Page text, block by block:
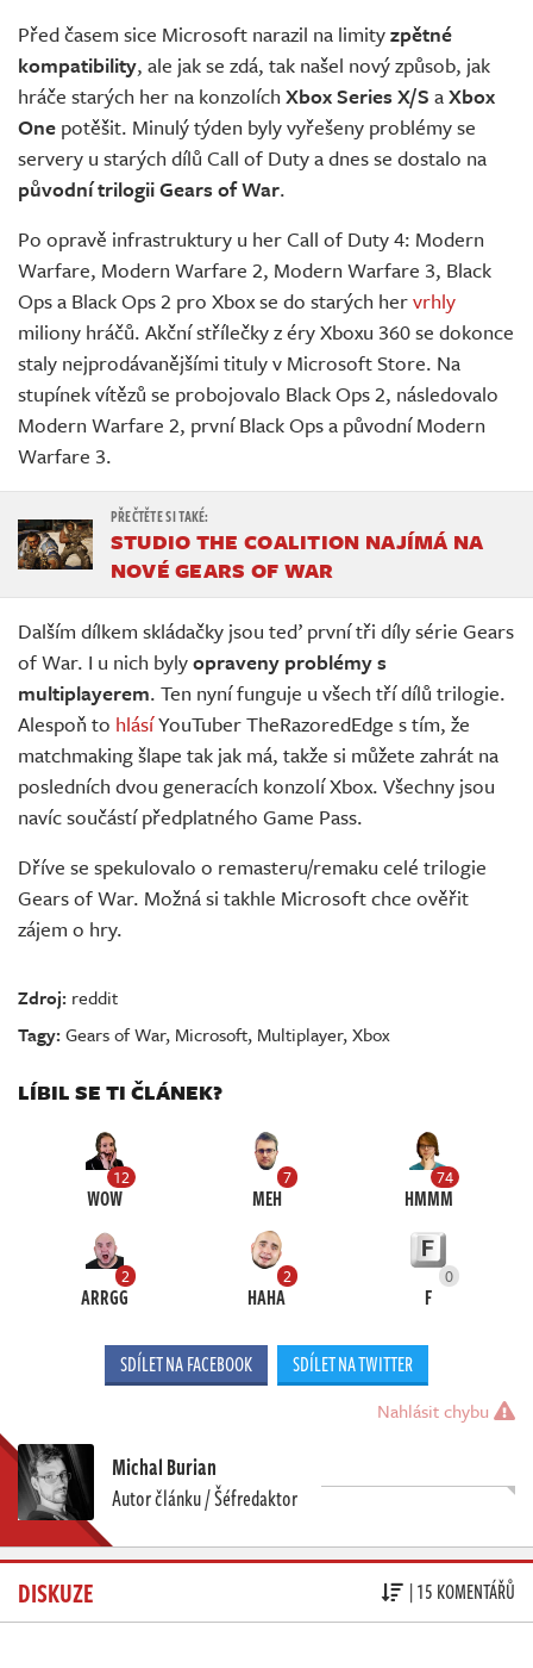
Živě
Před časem sice Microsoft narazil na limityzpětné
kompatibility, ale jak se zdá, tak našel nový způsob, jak
hráče starých her na konzolích Xbox Series X/S aXbox
One potěšit. Minulý týden byly vyřešeny problémy se
servery u starých dílů Call of Duty a dnes se dostalo na
původní trilogii Gears of War.
Po opravě infrastruktury u her Call of Duty 4: Modern
Warfare, Modern Warfare 2, Modern Warfare 3, Black
Ops a Black Ops 2 pro Xbox se do starých hervrhly
miliony hráčů. Akční střílečky z éry Xboxu 360 se dokonce
staly nejprodávanějšími tituly v Microsoft Store. Na
stupínek vítězů se probojovalo Black Ops 2, následovalo
Modern Warfare 2, první Black Ops a původní Modern
Warfare 3.
STUDIO THE COALITION NAJÍMÁ NA
NOVÉ GEARS OF WAR
Dalším dílkem skládačky jsou teď první tři díly série Gears
of War. I u nich bylyopraveny problémy s
multiplayerem. Ten nyní funguje u všech tří dílů trilogie.
Alespoň to hlásíYouTuber TheRazoredEdge s tím, že
matchmaking šlape tak jak má, takže si můžete zahrát na
posledních dvou generacích konzolí Xbox. Všechny jsou
navíc součástí předplatného Game Pass.
Dříve se spekulovalo o remasteru/remaku celé trilogie
Gears of War. Možná si takhle Microsoft chce ověřit
zájem o hry.
Zdroj: reddit
Tagy:Gears of War, Microsoft, Multiplayer,Xbox
LÍBIL SE TI ČLÁNEK?
12
WOW
7
MEH
74
HMMM
2
ARRGG
2
HAHA
0
F
SDÍLET NA FACEBOOK SDÍLET NA TWITTER
Nahlásit chybu
Michal Burian
Autor článku / Šéfredaktor
DISKUZE | 15 KOMENTÁŘŮ